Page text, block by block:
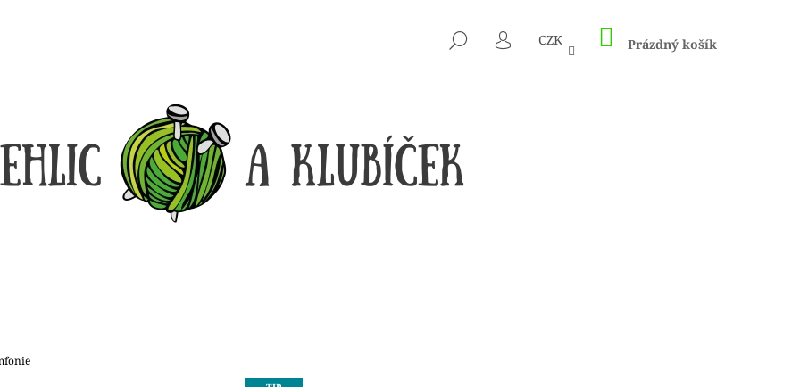
HLEDAT
PŘIHLÁŠENÍ
CZK NÁKUPNÍ
KOŠÍK
Prázdný košík
CO POTŘEBUJETE NAJÍT?
HLEDAT
NA DROBNOSTI